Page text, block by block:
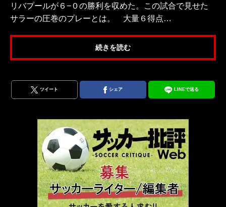
リバプールが６−０の勝利を収めた。この試合で見せた
サラーの圧巻のプレーとは。 大量６得点…
続きを読む
ツイート シェア LINEで送る